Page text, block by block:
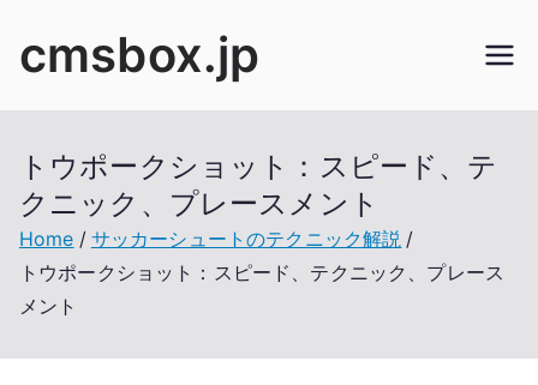
cmsbox.jp
トウポークショット：スピード、テ
クニック、プレースメント
Home
サッカーシュートのテクニック解説
トウポークショット：スピード、テクニック、プレース
メント